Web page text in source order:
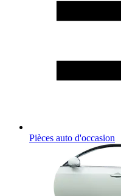
Pièces auto d'occasion